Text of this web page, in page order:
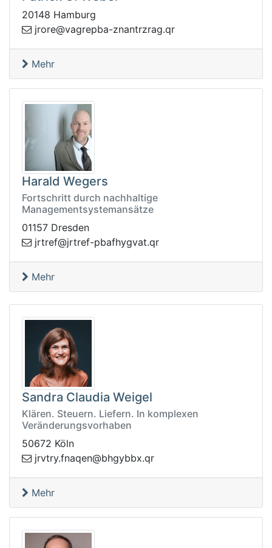
20148 Hamburg
rq.garzrtnanz-
abpergav@erorj
Mehr
Harald Wegers
Fortschritt durch nachhaltige
Managementsystemansätze
01157 Dresden
rq.tavgyhfabp-fertr
j@fertrj
Mehr
Sandra Claudia Weigel
Klären. Steuern. Liefern. In komplexen
Veränderungsvorhaben
50672 Köln
rq.xbbyghb@neqanf.yrtvrj
Mehr